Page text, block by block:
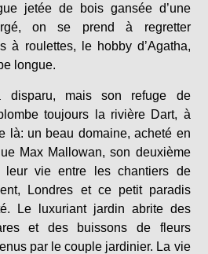
jetée de bois gansée d’une
on se prend à regretter
à roulettes, le hobby d’Agatha,
longue.
disparu, mais son refuge de
toujours la rivière Dart, à
là: un beau domaine, acheté en
Max Mallowan, son deuxième
leur vie entre les chantiers de
Londres et ce petit paradis
Le luxuriant jardin abrite des
et des buissons de fleurs
par le couple jardinier. La vie